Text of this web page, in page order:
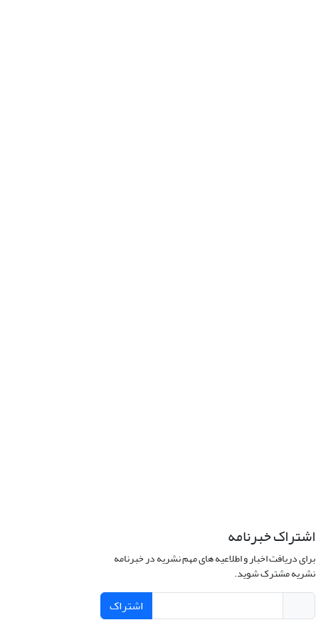
اشتراک خبرنامه
برای دریافت اخبار و اطلاعیه های مهم نشریه در خبرنامه
نشریه مشترک شوید.
اشتراک